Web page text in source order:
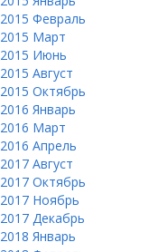
2015 Февраль
2015 Март
2015 Июнь
2015 Август
2015 Октябрь
2016 Январь
2016 Март
2016 Апрель
2017 Август
2017 Октябрь
2017 Ноябрь
2017 Декабрь
2018 Январь